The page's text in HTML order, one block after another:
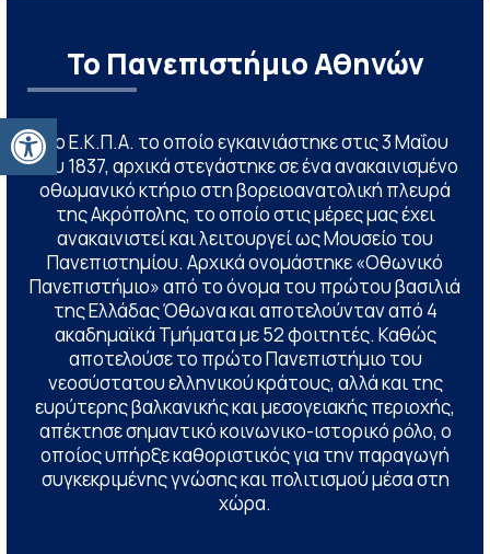
Ανοίξτε τη γραμμή εργαλείων
Το Πανεπιστήμιο Αθηνών
Το Ε.Κ.Π.Α. το οποίο εγκαινιάστηκε στις 3 Μαΐου
του 1837, αρχικά στεγάστηκε σε ένα ανακαινισμένο
οθωμανικό κτήριο στη βορειοανατολική πλευρά
της Ακρόπολης, το οποίο στις μέρες μας έχει
ανακαινιστεί και λειτουργεί ως Μουσείο του
Πανεπιστημίου. Αρχικά ονομάστηκε «Οθωνικό
Πανεπιστήμιο» από το όνομα του πρώτου βασιλιά
της Ελλάδας Όθωνα και αποτελούνταν από 4
ακαδημαϊκά Τμήματα με 52 φοιτητές. Καθώς
αποτελούσε το πρώτο Πανεπιστήμιο του
νεοσύστατου ελληνικού κράτους, αλλά και της
ευρύτερης βαλκανικής και μεσογειακής περιοχής,
απέκτησε σημαντικό κοινωνικο-ιστορικό ρόλο, ο
οποίος υπήρξε καθοριστικός για την παραγωγή
συγκεκριμένης γνώσης και πολιτισμού μέσα στη
χώρα.